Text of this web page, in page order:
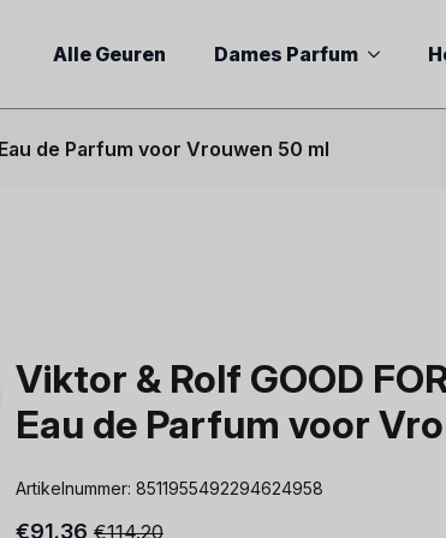
Alle Geuren Dames Parfum
Eau de Parfum voor Vrouwen 50 ml
Viktor & Rolf GOOD
Eau de Parfum voor
Artikelnummer:8511955492294624958
€114.20
€91.36